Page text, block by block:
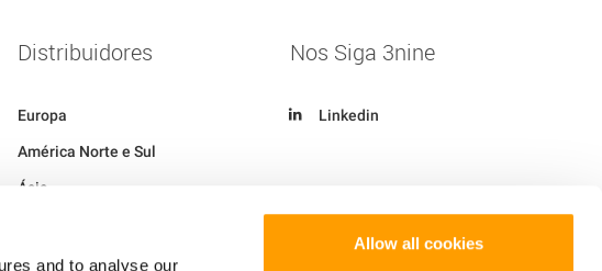
and to analyse our
Allow all cookies
Distribuidores
Europa
América Norte e Sul
Ásia
Nos Siga 3nine
Linkedin